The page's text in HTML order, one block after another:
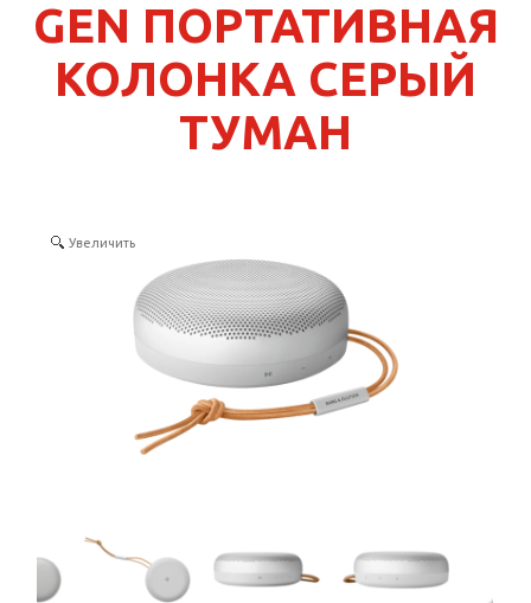
КОНТАКТЫ
SELECT LANGUAGE ▼
GEN ПОРТАТИВНАЯ
КОЛОНКА СЕРЫЙ
ТУМАН
Увеличить